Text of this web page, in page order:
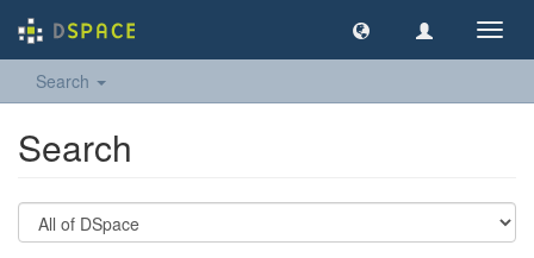
Search
Search